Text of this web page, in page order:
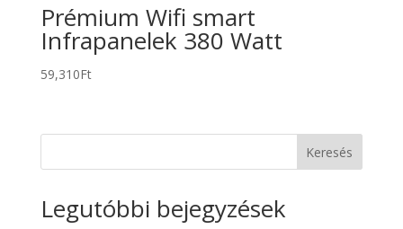
Prémium Wifi smart
Infrapanelek 380 Watt
59,310Ft
Keresés
Legutóbbi bejegyzések